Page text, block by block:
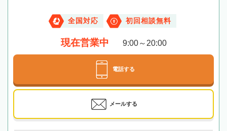
全国対応 初回相談無料
現在営業中 9:00～20:00
電話する
メールする